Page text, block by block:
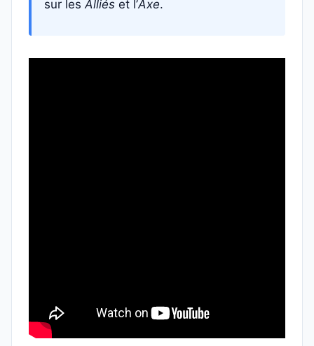
sur lesAlliés et l’Axe.